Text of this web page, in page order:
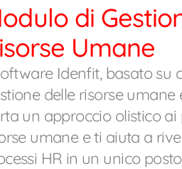
di
Umane
Idenfit, basato su
delle risorse
un approccio olistico ai
umane e ti aiuta a
HR in un unico